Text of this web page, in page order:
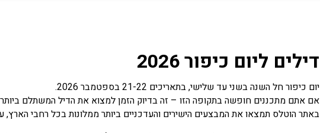
דילים ליום כיפור 2026
יום כיפור חל השנה בשני עד שלישי, בתאריכים 21-22 בספטמבר 2026.
אם אתם מתכננים חופשה בתקופה הזו – זה בדיוק הזמן למצוא את הדיל המשתלם
באתר הוטלס תמצאו את המבצעים הישירים והעדכניים ביותר ממלונות בכל רחבי הארץ,